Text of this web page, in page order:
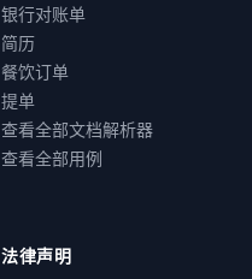
银行对账单
简历
餐饮订单
提单
查看全部文档解析器
查看全部用例
法律声明